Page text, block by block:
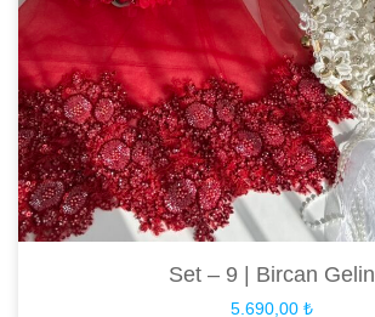
Set – 9 | Bircan Gelin
5.690,00 ₺